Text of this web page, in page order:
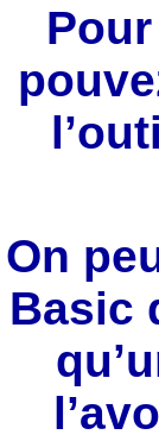
On
Basic